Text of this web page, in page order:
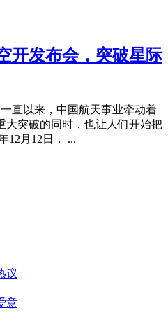
开发布会，突破星际
直以来，中国航天事业牵动着
大突破的同时，也让人们开始把
12月12日， ...
议
意